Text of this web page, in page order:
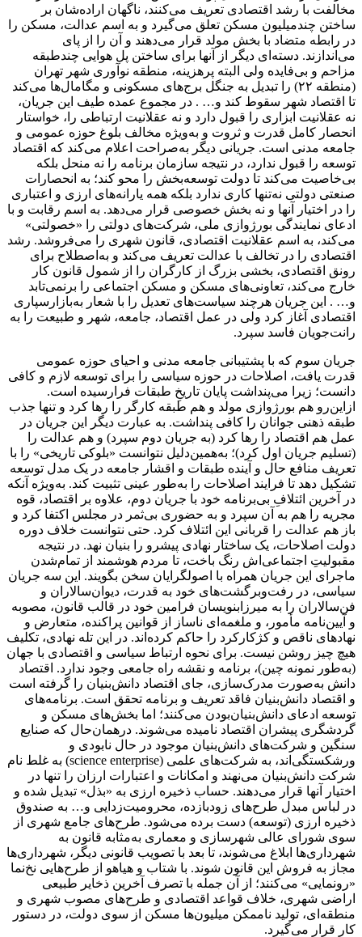
مخالفت با رشد اقتصادی تعریف می‌کنند، ناگهان اراده‌شان بر
ساختن چند‌میلیون مسکن تعلق می‌گیرد و به اسم عدالت، مسکن را
در رابطه متضاد با بخش مولد قرار می‌دهند و آن را از پای
می‌اندازند. دسته‌ای دیگر از آنها برای ساختن پل هوایی چند‌طبقه
مزاحم و بی‌فایده ولی البته پرهزینه، منطقه نوآوری شهر تهران
(منطقه ۲۲) را تبدیل به جنگل برج‌های مسکونی و مگامال‌ها می‌کند
تا اقتصاد شهر سقوط کند و… . در مجموع عمده طیف این جریان،
نه عقلانیت ابزاری را قبول دارد و نه عقلانیت ارتباطی را، خواستار
انحصار کامل قدرت و ثروت و به‌ویژه مخالف بلوغ حوزه عمومی و
جامعه مدنی است. جریانی دیگر به‌صراحت اعلام می‌کند که اقتصاد
توسعه را قبول ندارد، در نتیجه سازمان برنامه را نه منحل بلکه
بی‌خاصیت می‌کند تا دولت توسعه‌بخش را محو کند؛ به انحصارات
صنعتی دولتی نه‌تنها کاری ندارد بلکه همه یارانه‌های ارزی و اعتباری
را در اختیار آنها و نه بخش خصوصی قرار می‌دهد. به اسم رقابت و با
ادعای نمایندگی بورژوازی ملی، شرکت‌های دولتی را «خصولتی»
می‌کند، به اسم عقلانیت اقتصادی، قانون شهری را می‌فروشد. رشد
اقتصادی را در تخالف با عدالت تعریف می‌کند و به‌اصطلاح برای
رونق اقتصادی، بخشی بزرگ از کارگران را از شمول قانون کار
خارج می‌کند، تعاونی‌های مسکن و مسکن اجتماعی را برنمی‌تابد
و… . این جریان هرچند سیاست‌های تعدیل را با شعار به‌بازارسپاری
اقتصادی آغاز کرد ولی در عمل اقتصاد، جامعه، شهر و طبیعت را به
رانت‌جویان فاسد سپرد.
جریان سوم که با پشتیبانی جامعه مدنی و احیای حوزه عمومی
قدرت یافت، اصلاحات در حوزه سیاسی را برای توسعه لازم و کافی
دانست؛ زیرا می‌پنداشت پایان تاریخِ طبقات فرارسیده است.
ازاین‌رو هم بورژوازی مولد و هم طبقه کارگر را رها کرد و تنها جذب
طبقه ذهنی جوانان را کافی پنداشت. به عبارت دیگر این جریان در
عمل هم اقتصاد را رها کرد (به جریان دوم سپرد) و هم عدالت را
(تسلیم جریان اول کرد)؛ به‌همین‌دلیل نتوانست «بلوکی تاریخی» را با
تعریف منافع حال و آینده طبقات و اقشار جامعه در یک مدل توسعه
تشکیل دهد تا فرایند اصلاحات را به‌طور عینی تثبیت کند. به‌ویژه آنکه
در آخرین ائتلاف‌ِ بی‌برنامه خود با جریان دوم، علاوه بر اقتصاد، قوه
مجریه را هم به آن سپرد و به حضوری بی‌ثمر در مجلس اکتفا کرد و
باز هم عدالت را قربانی این ائتلاف کرد. حتی نتوانست خلاف دوره
دولت اصلاحات، یک ساختار نهادی پیشرو را بنیان نهد. در نتیجه
مقبولیتِ اجتماعی‌اش رنگ باخت، تا مردم هوشمند از تمام‌شدن
ماجرای این جریان همراه با اصولگرایان سخن بگویند. این سه جریان
سیاسی، در رفت‌و‌برگشت‌های خود به قدرت، دیوان‌سالاران و
فن‌سالاران را به میرزابنویسان فرامین خود در قالب قانون، مصوبه
و آیین‌نامه مأمور، و ملغمه‌ای ناساز از قوانین پراکنده، متعارض و
نهادهای ناقص و کژکارکرد را حاکم کرده‌اند. در این تله نهادی، تکلیف
هیچ چیز روشن نیست. برای نحوه ارتباط سیاسی و اقتصادی با جهان
(به‌طور نمونه چین)، برنامه‌ و نقشه راه جامعی وجود ندارد. اقتصاد
دانش به‌صورت مدرک‌سازی، جای اقتصاد دانش‌بنیان را گرفته است
و اقتصاد دانش‌بنیان فاقد تعریف و برنامه تحقق است. برنامه‌های
توسعه ادعای دانش‌بنیان‌بودن می‌کنند؛ اما بخش‌های مسکن و
گردشگری پیشران اقتصاد نامیده می‌شوند. در‌همان‌حال که صنایع
سنگین و شرکت‌های دانش‌بنیان موجود در حال نابودی و
ورشکستگی‌اند، به شرکت‌های علمی (science enterprise) به غلط نام
شرکت دانش‌بنیان می‌نهند و امکانات و اعتبارات ارزان را تنها در
اختیار آنها قرار می‌دهند. حساب ذخیره ارزی به «بذل» تبدیل شده و
در لباس مبدل طرح‌های زودبازده، محرومیت‌زدایی و… به صندوق
ذخیره ارزی (توسعه) دست برده می‌شود. طرح‌های جامع شهری از
سوی شورای عالی شهرسازی و معماری به‌مثابه قانون به
شهرداری‌ها ابلاغ می‌شوند، تا بعد با تصویب قانونی دیگر، شهرداری‌ها
مجاز به فروش این قانون شوند. با شتاب و هیاهو از طرح‌هایی نخ‌نما
«رونمایی» می‌کنند؛ از آن جمله با تصرف آخرین ذخایر طبیعی
اراضی شهری، خلاف قواعد اقتصادی و طرح‌های مصوب شهری و
منطقه‌ای، تولید ناممکن میلیون‌ها مسکن از سوی دولت، در دستور
کار قرار می‌گیرد.